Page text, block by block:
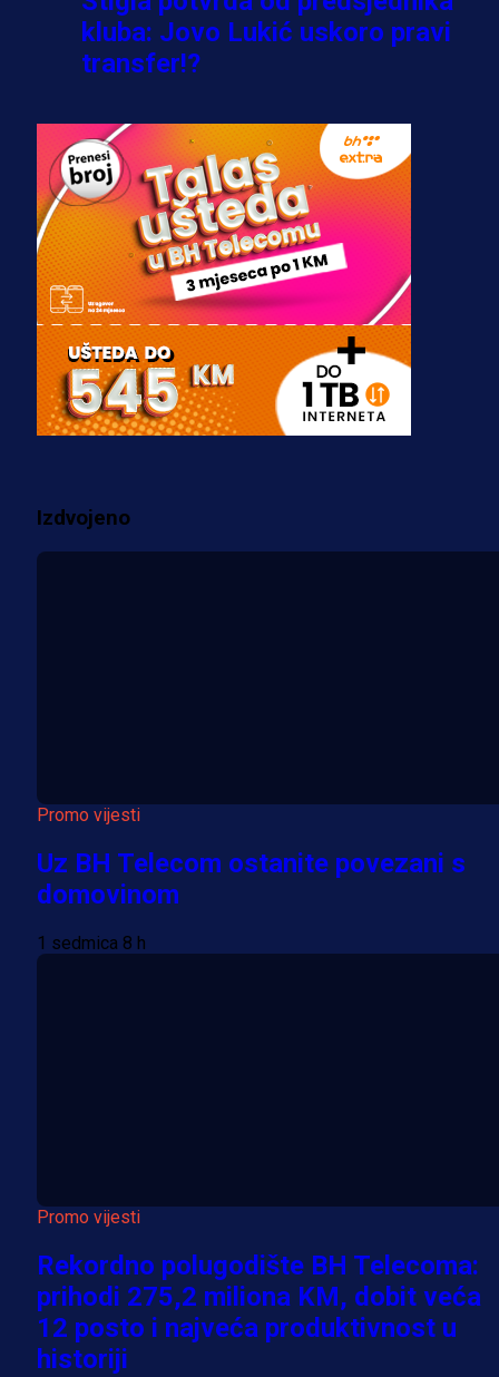
kluba: Jovo Lukić uskoro pravi
transfer!?
A Selekcija
Zmajevi dobili veliko pojačanje:
Fudbaler Olympiacosa želi obući
dres BiH!
3 sedmica 4 dan
Premijer liga BiH
Misimović priveden: SIPA ga tereti
za pranje novca, pretresaju
prostorije FK Borac!
Više vijesti
Izdvojeno
Promo vijesti
Uz BH Telecom ostanite povezani s
domovinom
1 sedmica 8 h
Promo vijesti
Rekordno polugodište BH Telecoma:
prihodi 275,2 miliona KM, dobit veća
12 posto i najveća produktivnost u
historiji